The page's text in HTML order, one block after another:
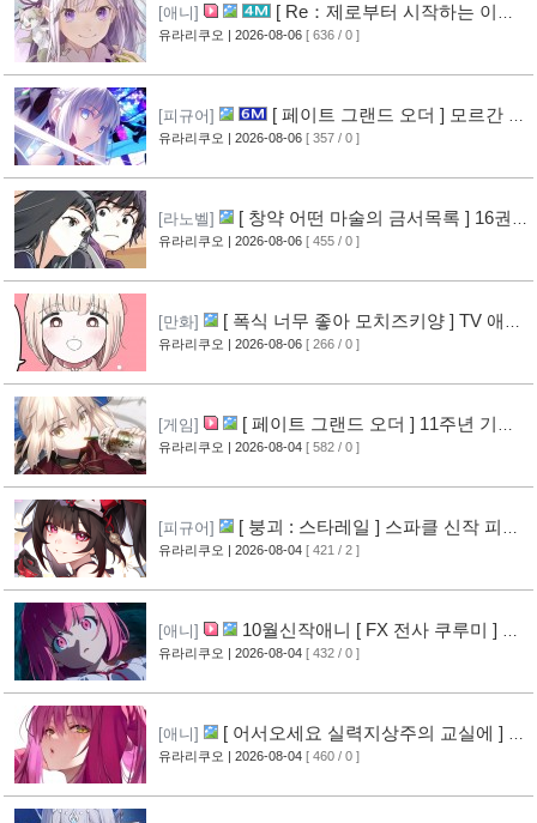
[애니]
[ Re：제로부터 시작하는 이세
계 생활 ] 4기 탈환편 PV 영상 공개
유라리쿠오 | 2026-08-06 [ 636 / 0 ]
[피규어]
[ 페이트 그랜드 오더 ] 모르간 르
페이 신작 피규어 공개
[6]
유라리쿠오 | 2026-08-06 [ 357 / 0 ]
[라노벨]
[ 창약 어떤 마술의 금서목록 ] 16권
표지 공개
[8]
유라리쿠오 | 2026-08-06 [ 455 / 0 ]
[만화]
[ 폭식 너무 좋아 모치즈키양 ] TV 애니
메이션화 결정 [9]
유라리쿠오 | 2026-08-06 [ 266 / 0 ]
[게임]
[ 페이트 그랜드 오더 ] 11주년 기념
영상 공개
[8]
유라리쿠오 | 2026-08-04 [ 582 / 0 ]
[피규어]
[ 붕괴 : 스타레일 ] 스파클 신작 피규
어 공개
[5]
유라리쿠오 | 2026-08-04 [ 421 / 2 ]
[애니]
10월신작애니 [ FX 전사 쿠루미 ] PV
영상 공개
[6]
유라리쿠오 | 2026-08-04 [ 432 / 0 ]
[애니]
[ 어서오세요 실력지상주의 교실에 ] 블
루레이 VOL.2 표지 공개 [7]
유라리쿠오 | 2026-08-04 [ 460 / 0 ]